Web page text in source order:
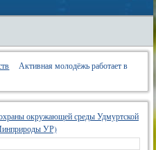
Активная молодёжь работает в
окружающей среды Удмуртской
УР)